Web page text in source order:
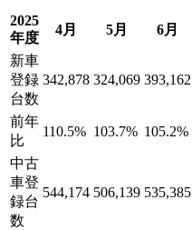
2025
年度
4月 5月 6月
新車
登録
台数
342,878 324,069 393,162
前年
比
110.5% 103.7% 105.2%
中古
車登
録台
数
544,174 506,139 535,385